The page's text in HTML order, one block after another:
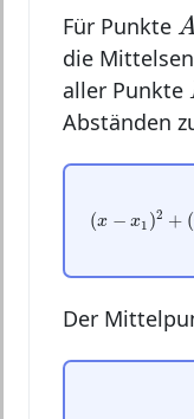
Für Punkte A
die
aller Punkte
Abständen
(x − x1 )2 + (
−x 2
Der